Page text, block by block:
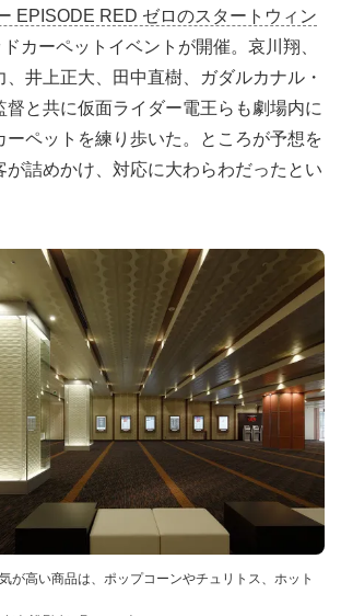
EPISODE RED ゼロのスタートウィン
カーペットイベントが開催。哀川翔、
井上正大、田中直樹、ガダルカナル・
督と共に仮面ライダー電王らも劇場内に
ーペットを練り歩いた。ところが予想を
が詰めかけ、対応に大わらわだったとい
が高い商品は、ポップコーンやチュリトス、ホット